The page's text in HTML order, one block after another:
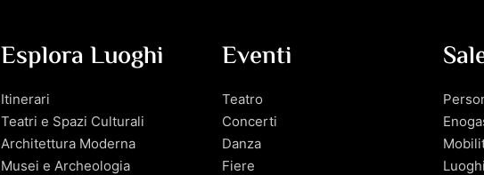
Esplora Luoghi
Itinerari
Teatri e Spazi Culturali
Architettura Moderna
Musei e Archeologia
Eventi
Teatro
Concerti
Danza
Fiere